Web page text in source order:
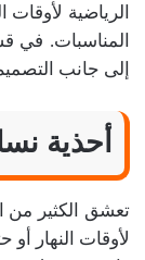
الرياضية
المناسبات. في
إلى جانب
أحذية
تعشق الكثير من
لأوقات النهار